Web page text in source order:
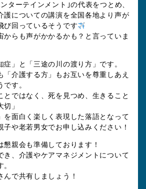
ターテインメント｣の代表をつとめ、
護についての講演を全国各地より声が
び回っているそうです
からも声がかかるかも？と言っていま
」と「三途の川の渡り方」です。
「介護する方」もお互いを尊重しあえ
す。
とではなく、死を見つめ、生きること
」
を面白く楽しく表現した落語となって
子や老若男女でお申し込みください！
懇親会も準備しております！
き、介護やケアマネジメントについて
で共有しましょう！